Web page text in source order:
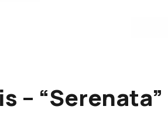
– “Serenata”